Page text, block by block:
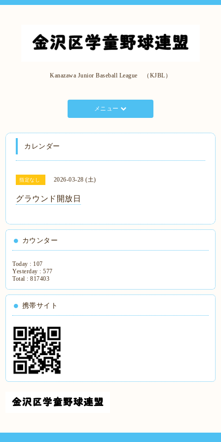
Kanazawa Junior Baseball League （KJBL）
メニュー
カレンダー
指定なし 2026-03-28 (土)
グラウンド開放日
カウンター
Today : 107
Yesterday :577
Total :817403
携帯サイト